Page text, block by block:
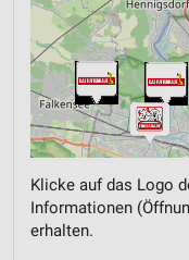
Klicke auf das Logo
Informationen
erhalten.